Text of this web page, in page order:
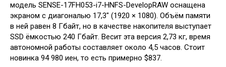
модель SENSE-17FH053-i7-HNFS-DevelopRAW оснащена
экраном с диагональю 17,3″ (1920 × 1080). Объём памяти
в ней равен 8 Гбайт, но в качестве накопителя выступает
SSD ёмкостью 240 Гбайт. Весит эта версия 2,73 кг, время
автономной работы составляет около 4,5 часов. Стоит
новинка 94 980 иен, то есть примерно $837.